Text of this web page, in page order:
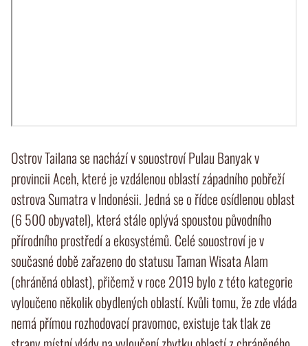
Ostrov Tailana se nachází v souostroví Pulau Banyak v
provincii Aceh, které je vzdálenou oblastí západního pobřeží
ostrova Sumatra v Indonésii. Jedná se o řídce osídlenou oblast
(6 500 obyvatel), která stále oplývá spoustou původního
přírodního prostředí a ekosystémů. Celé souostroví je v
současné době zařazeno do statusu Taman Wisata Alam
(chráněná oblast), přičemž v roce 2019 bylo z této kategorie
vyloučeno několik obydlených oblastí. Kvůli tomu, že zde vláda
nemá přímou rozhodovací pravomoc, existuje tak tlak ze